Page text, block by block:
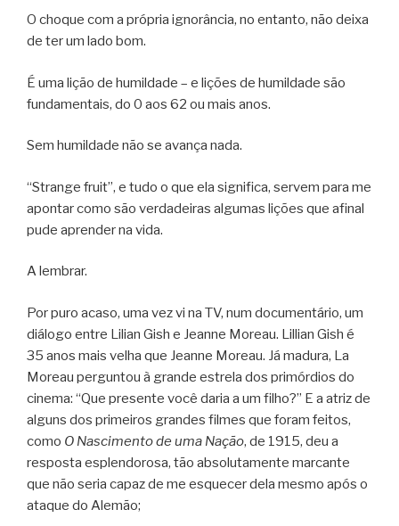
O choque com a própria ignorância, no entanto, não deixa
de ter um lado bom.
É uma lição de humildade – e lições de humildade são
fundamentais, do 0 aos 62 ou mais anos.
Sem humildade não se avança nada.
“Strange fruit”, e tudo o que ela significa, servem para me
apontar como são verdadeiras algumas lições que afinal
pude aprender na vida.
A lembrar.
Por puro acaso, uma vez vi na TV, num documentário, um
diálogo entre Lilian Gish e Jeanne Moreau. Lillian Gish é
35 anos mais velha que Jeanne Moreau. Já madura, La
Moreau perguntou à grande estrela dos primórdios do
cinema: “Que presente você daria a um filho?” E a atriz de
alguns dos primeiros grandes filmes que foram feitos,
como O Nascimento de uma Nação, de 1915, deu a
resposta esplendorosa, tão absolutamente marcante
que não seria capaz de me esquecer dela mesmo após o
ataque do Alemão;